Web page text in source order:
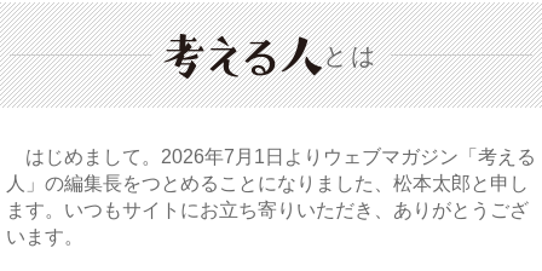
とは
はじめまして。2026年7月1日よりウェブマガジン「考える
人」の編集長をつとめることになりました、松本太郎と申し
ます。いつもサイトにお立ち寄りいただき、ありがとうござ
います。